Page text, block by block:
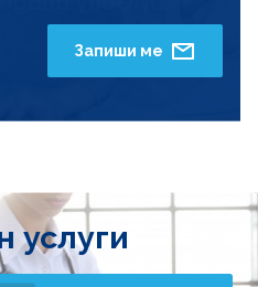
Запиши ме
услуги